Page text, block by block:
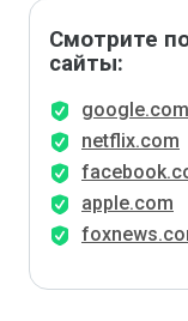
Смотрите
сайты:
google.com
netflix.com
apple.com